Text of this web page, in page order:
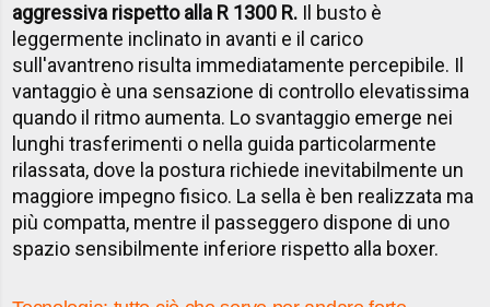
aggressiva rispetto alla R 1300 R. Il busto è
leggermente inclinato in avanti e il carico
sull'avantreno risulta immediatamente percepibile. Il
vantaggio è una sensazione di controllo elevatissima
quando il ritmo aumenta. Lo svantaggio emerge nei
lunghi trasferimenti o nella guida particolarmente
rilassata, dove la postura richiede inevitabilmente un
maggiore impegno fisico. La sella è ben realizzata ma
più compatta, mentre il passeggero dispone di uno
spazio sensibilmente inferiore rispetto alla boxer.